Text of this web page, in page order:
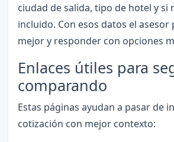
ciudad de salida, tipo de hotel y si
incluido. Con esos datos el
mejor y responder con opciones
Enlaces útiles para
comparando
Estas páginas ayudan a pasar de
cotización con mejor contexto: